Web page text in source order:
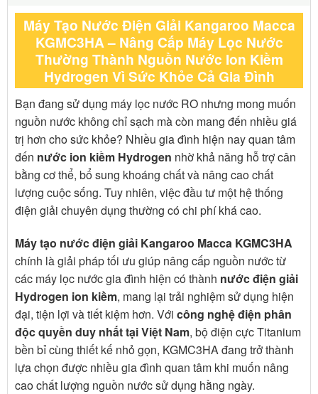
Máy Tạo Nước Điện Giải Kangaroo Macca
KGMC3HA – Nâng Cấp Máy Lọc Nước
Thường Thành Nguồn Nước Ion Kiềm
Hydrogen Vì Sức Khỏe Cả Gia Đình
Bạn đang sử dụng máy lọc nước RO nhưng mong muốn
nguồn nước không chỉ sạch mà còn mang đến nhiều giá
trị hơn cho sức khỏe? Nhiều gia đình hiện nay quan tâm
đến nước ion kiềm Hydrogen nhờ khả năng hỗ trợ cân
bằng cơ thể, bổ sung khoáng chất và nâng cao chất
lượng cuộc sống. Tuy nhiên, việc đầu tư một hệ thống
điện giải chuyên dụng thường có chi phí khá cao.
Máy tạo nước điện giải Kangaroo Macca KGMC3HA
chính là giải pháp tối ưu giúp nâng cấp nguồn nước từ
các máy lọc nước gia đình hiện có thành nước điện giải
Hydrogen ion kiềm, mang lại trải nghiệm sử dụng hiện
đại, tiện lợi và tiết kiệm hơn. Với công nghệ điện phân
độc quyền duy nhất tại Việt Nam, bộ điện cực Titanium
bền bỉ cùng thiết kế nhỏ gọn, KGMC3HA đang trở thành
lựa chọn được nhiều gia đình quan tâm khi muốn nâng
cao chất lượng nguồn nước sử dụng hằng ngày.